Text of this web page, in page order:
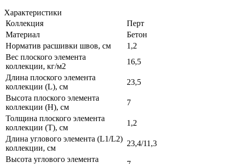
Характеристики
Коллекция
Перт
Материал
Бетон
Норматив расшивки швов, см
1,2
Вес плоского элемента
коллекции, кг/м2
16,5
Длина плоского элемента
коллекции (L), см
23,5
Высота плоского элемента
коллекции (H), см
7
Толщина плоского элемента
коллекции (T), см
1,2
Длина углового элемента (L1/L2)
коллекции, см
23,4/11,3
Высота углового элемента